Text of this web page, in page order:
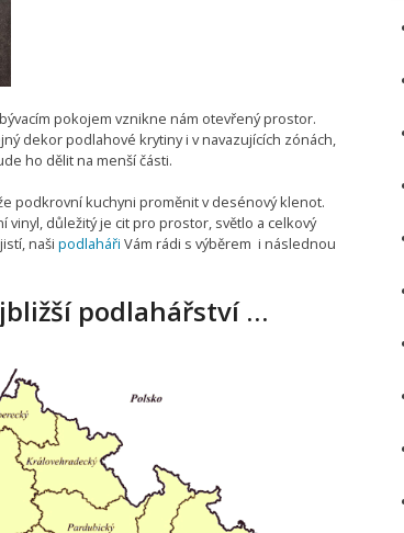
pokojem vznikne nám otevřený prostor.
dekor podlahové krytiny i v navazujících zónách,
ho dělit na menší části.
podkrovní kuchyni proměnit v desénový klenot.
důležitý je cit pro prostor, světlo a celkový
naši podlaháři Vám rádi s výběrem i následnou
podlahářství …